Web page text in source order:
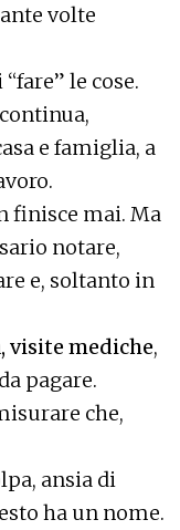
volte
le cose.
e famiglia, a
finisce mai. Ma
notare,
e, soltanto in
visite mediche,
pagare.
che,
ansia di
ha un nome.